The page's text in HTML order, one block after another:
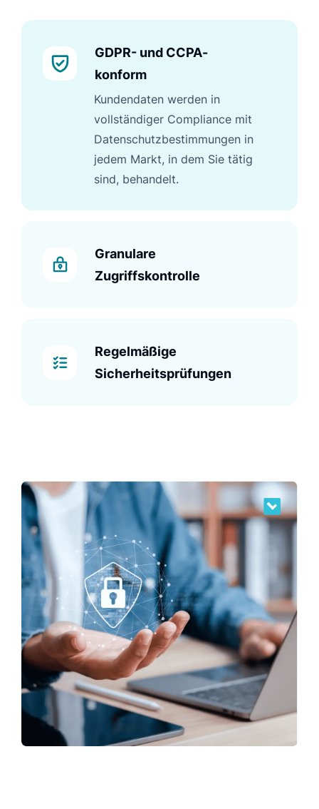
GDPR- und CCPA-
konform
Kundendaten werden in
vollständiger Compliance mit
Datenschutzbestimmungen in
jedem Markt, in dem Sie tätig
sind, behandelt.
Granulare
Zugriffskontrolle
Regelmäßige
Sicherheitsprüfungen